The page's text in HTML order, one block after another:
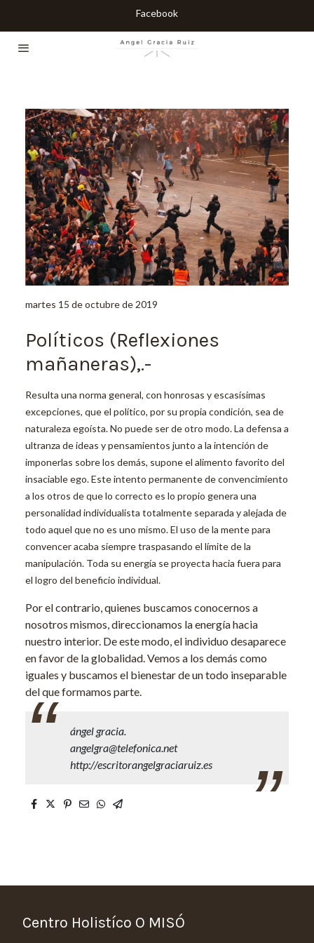
Facebook
martes 15 de octubre de 2019
Políticos (Reflexiones
mañaneras),.-
Resulta una norma general, con honrosas y escasísimas
excepciones, que el político, por su propia condición, sea de
naturaleza egoísta. No puede ser de otro modo. La defensa a
ultranza de ideas y pensamientos junto a la intención de
imponerlas sobre los demás, supone el alimento favorito del
insaciable ego. Este intento permanente de convencimiento
a los otros de que lo correcto es lo propio genera una
personalidad individualista totalmente separada y alejada de
todo aquel que no es uno mismo. El uso de la mente para
convencer acaba siempre traspasando el límite de la
manipulación. Toda su energía se proyecta hacia fuera para
el logro del beneficio individual.
Por el contrario, quienes buscamos conocernos a
nosotros mismos, direccionamos la energía hacia
nuestro interior. De este modo, el individuo desaparece
en favor de la globalidad. Vemos a los demás como
iguales y buscamos el bienestar de un todo inseparable
del que formamos parte.
ángel gracia.
angelgra@telefonica.net
http://escritorangelgraciaruiz.es
Centro Holistíco O MISÓ